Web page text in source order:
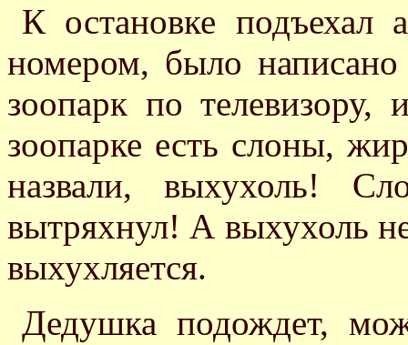
К остановке подъехал
номером, было
зоопарк по телевизору,
зоопарке есть слоны,
назвали, выхухоль!
вытряхнул! А выхухоль
выхухляется.
Дедушка подождет,